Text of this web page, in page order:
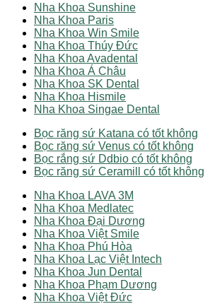
Nha Khoa Sunshine
Nha Khoa Paris
Nha Khoa Win Smile
Nha Khoa Thúy Đức
Nha Khoa Avadental
Nha Khoa Á Châu
Nha Khoa SK Dental
Nha Khoa Hismile
Nha Khoa Singae Dental
Bọc răng sứ Katana có tốt không
Bọc răng sứ Venus có tốt không
Bọc rắng sứ Ddbio có tốt không
Bọc răng sứ Ceramill có tốt không
Nha Khoa LAVA 3M
Nha Khoa Medlatec
Nha Khoa Đại Dương
Nha Khoa Việt Smile
Nha Khoa Phú Hòa
Nha Khoa Lạc Việt Intech
Nha Khoa Jun Dental
Nha Khoa Phạm Dương
Nha Khoa Việt Đức